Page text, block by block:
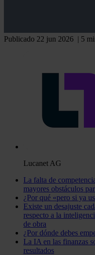
Publicado 22 jun 2026 | 5
Lucanet AG
La falta de
mayores obstáculos
¿Por qué «pero si ya
Existe un desajuste
respecto a la
de obra
¿Por dónde debes
La IA en las finanzas
resultados